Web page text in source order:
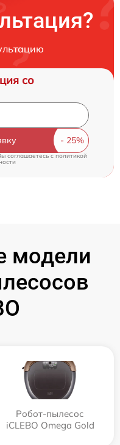
со
соглашаетесь cполитикой
модели
Робот-пылесос
iCLEBO Omega Gold